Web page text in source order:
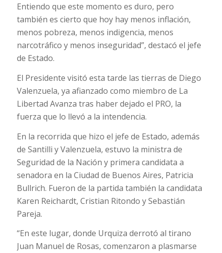
Entiendo que este momento es duro, pero
también es cierto que hoy hay menos inflación,
menos pobreza, menos indigencia, menos
narcotráfico y menos inseguridad”, destacó el jefe
de Estado.
El Presidente visitó esta tarde las tierras de Diego
Valenzuela, ya afianzado como miembro de La
Libertad Avanza tras haber dejado el PRO, la
fuerza que lo llevó a la intendencia.
En la recorrida que hizo el jefe de Estado, además
de Santilli y Valenzuela, estuvo la ministra de
Seguridad de la Nación y primera candidata a
senadora en la Ciudad de Buenos Aires, Patricia
Bullrich. Fueron de la partida también la candidata
Karen Reichardt, Cristian Ritondo y Sebastián
Pareja.
“En este lugar, donde Urquiza derrotó al tirano
Juan Manuel de Rosas, comenzaron a plasmarse